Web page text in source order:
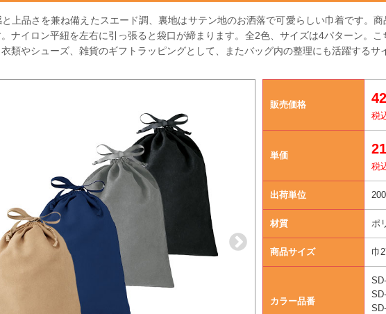
上品さを兼ね備えたスエード調、裏地はサテン地のお洒落で可愛らしい巾着です。
ナイロン平紐を左右に引っ張ると袋口が締まります。全2色、サイズは4パターン。
類やシューズ、雑貨のギフトラッピングとして、またバッグ内の整理にも活躍するサ
販売価格
税
単価
税
出荷単位
材質 ポ
商品サイズ 巾
カラー品番